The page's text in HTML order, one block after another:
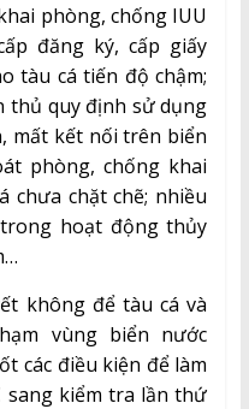
phòng, chống IUU
đăng ký, cấp giấy
tàu cá tiến độ chậm;
thủ quy định sử dụng
mất kết nối trên biển
phòng, chống khai
chưa chặt chẽ; nhiều
hoạt động thủy
không để tàu cá và
vùng biển nước
các điều kiện để làm
sang kiểm tra lần thứ